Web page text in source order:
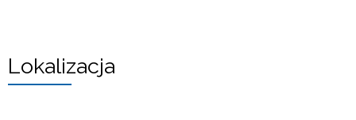
Lokalizacja